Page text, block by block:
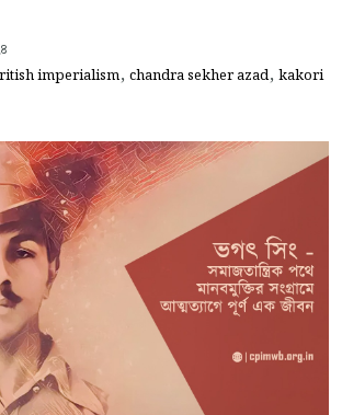
imperialism, chandra sekher azad, kakori